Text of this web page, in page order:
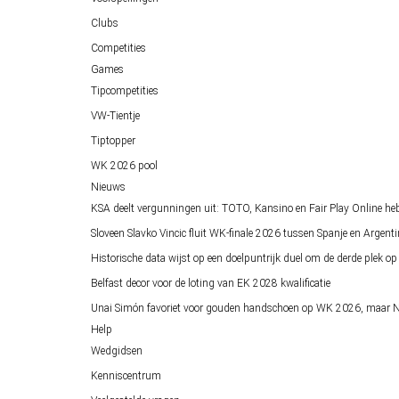
Clubs
Competities
Games
Tipcompetities
VW-Tientje
Tiptopper
WK 2026 pool
Nieuws
KSA deelt vergunningen uit: TOTO, Kansino en Fair Play Online
Sloveen Slavko Vincic fluit WK-finale 2026 tussen Spanje en
Historische data wijst op een doelpuntrijk duel om de derde plek
Belfast decor voor de loting van EK 2028 kwalificatie
Unai Simón favoriet voor gouden handschoen op WK 2026, maar
Help
Wedgidsen
Kenniscentrum